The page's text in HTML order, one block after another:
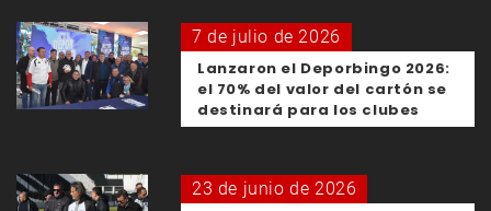
7 de julio de 2026
Lanzaron el Deporbingo 2026:
el 70% del valor del cartón se
destinará para los clubes
23 de junio de 2026